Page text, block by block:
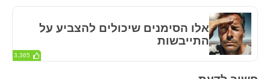
אלו הסימנים שיכולים להצביע על
התייבשות
3,365